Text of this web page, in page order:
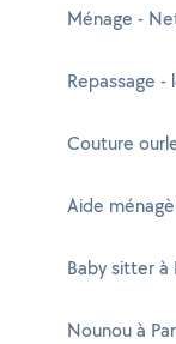
Ménage -
Repassage -
Couture
Aide
Baby sitter à
Nounou à